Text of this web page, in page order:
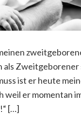
als
ist er heute
weil er momentan
[…]